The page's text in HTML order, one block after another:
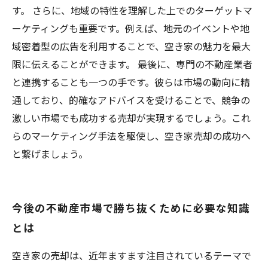
す。 さらに、地域の特性を理解した上でのターゲットマ
ーケティングも重要です。例えば、地元のイベントや地
域密着型の広告を利用することで、空き家の魅力を最大
限に伝えることができます。 最後に、専門の不動産業者
と連携することも一つの手です。彼らは市場の動向に精
通しており、的確なアドバイスを受けることで、競争の
激しい市場でも成功する売却が実現するでしょう。これ
らのマーケティング手法を駆使し、空き家売却の成功へ
と繋げましょう。
今後の不動産市場で勝ち抜くために必要な知識
とは
空き家の売却は、近年ますます注目されているテーマで